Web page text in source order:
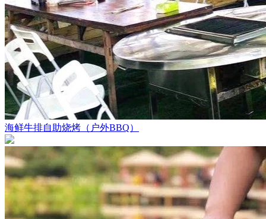
海鲜牛排自助烧烤（户外BBQ）